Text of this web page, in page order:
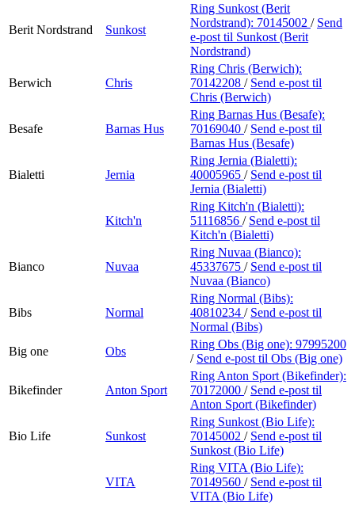
Berit Nordstrand Sunkost
Ring Sunkost (Berit
Nordstrand): 70145002 / Send
e-post til Sunkost (Berit
Nordstrand)
Berwich Chris
Ring Chris (Berwich):
70142208 / Send e-post til
Chris (Berwich)
Besafe Barnas Hus
Ring Barnas Hus (Besafe):
70169040 / Send e-post til
Barnas Hus (Besafe)
Bialetti Jernia
Ring Jernia (Bialetti):
40005965 / Send e-post til
Jernia (Bialetti)
Kitch'n
Ring Kitch'n (Bialetti):
51116856 / Send e-post til
Kitch'n (Bialetti)
Bianco Nuvaa
Ring Nuvaa (Bianco):
45337675 / Send e-post til
Nuvaa (Bianco)
Bibs Normal
Ring Normal (Bibs):
40810234 / Send e-post til
Normal (Bibs)
Big one
Obs
Ring Obs (Big one): 97995200
/ Send e-post til Obs (Big one)
Bikefinder Anton Sport
Ring Anton Sport (Bikefinder):
70172000 / Send e-post til
Anton Sport (Bikefinder)
Bio Life Sunkost
Ring Sunkost (Bio Life):
70145002 / Send e-post til
Sunkost (Bio Life)
VITA
Ring VITA (Bio Life):
70149560 / Send e-post til
VITA (Bio Life)